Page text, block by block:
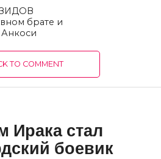
брате и
TO COMMENT
Ирака стал
боевик